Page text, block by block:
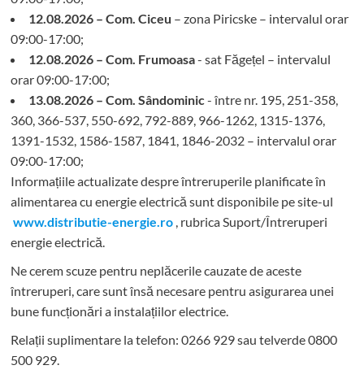
12.08.2026 – Com. Ciceu – zona Piricske – intervalul orar
09:00-17:00;
12.08.2026 – Com. Frumoasa- sat Făgețel – intervalul
orar 09:00-17:00;
13.08.2026 – Com. Sândominic - între nr. 195, 251-358,
360, 366-537, 550-692, 792-889, 966-1262, 1315-1376,
1391-1532, 1586-1587, 1841, 1846-2032 – intervalul orar
09:00-17:00;
Informațiile actualizate despre întreruperile planificate în
alimentarea cu energie electrică sunt disponibile pe site-ul
www.distributie-energie.ro , rubrica Suport/Întreruperi
energie electrică.
Ne cerem scuze pentru neplăcerile cauzate de aceste
întreruperi, care sunt însă necesare pentru asigurarea unei
bune funcționări a instalațiilor electrice.
Relații suplimentare la telefon: 0266 929 sau telverde 0800
500 929.